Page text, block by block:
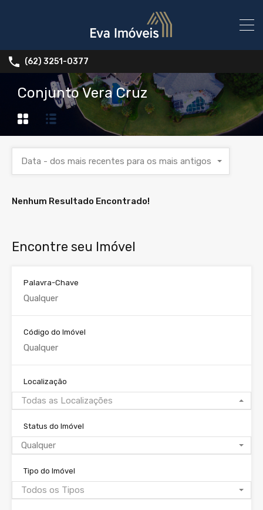
(62) 3251-0377
Conjunto Vera Cruz
Data - dos mais recentes para os mais antigos
Nenhum Resultado Encontrado!
Encontre seu Imóvel
Palavra-Chave
Código do Imóvel
Localização
Todas as Localizações
Status do Imóvel
Qualquer
Tipo do Imóvel
Todos os Tipos